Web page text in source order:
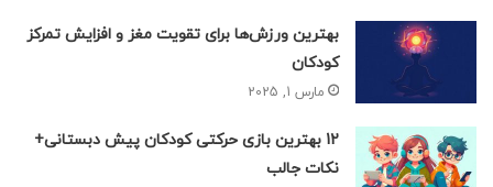
بهترین ورزش‌ها برای تقویت مغز و افزایش تمرکز
کودکان
مارس 1, 2025
12 بهترین بازی حرکتی کودکان پیش دبستانی+
نکات جالب